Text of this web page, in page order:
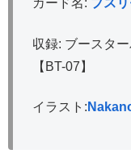
カード名: プス
収録: ブースタ
【BT-07】
イラスト: